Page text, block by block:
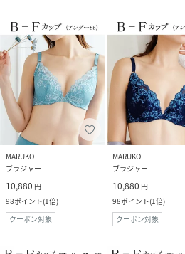
MARUKO
ブラジャー
10,880 円
98ポイント(1倍)
クーポン対象
MARUKO
ブラジャー
10,880 円
98ポイント(1倍)
クーポン対象